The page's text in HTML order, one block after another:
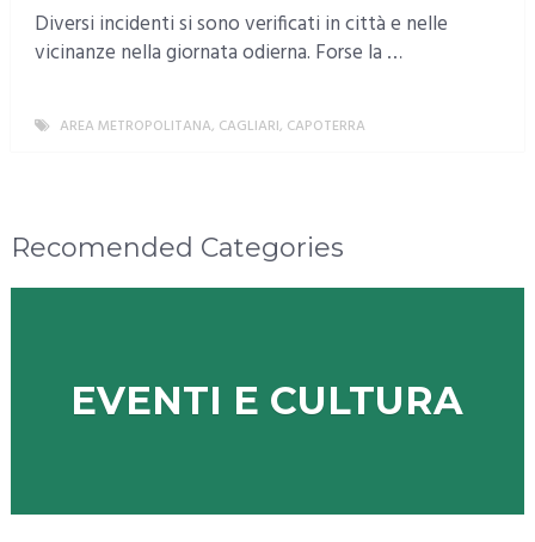
Diversi incidenti si sono verificati in città e nelle
vicinanze nella giornata odierna. Forse la …
AREA METROPOLITANA, CAGLIARI, CAPOTERRA
Recomended Categories
EVENTI E CULTURA